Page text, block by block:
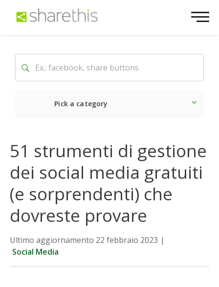
Pick a category
51 strumenti di gestione
dei social media gratuiti
(e sorprendenti) che
dovreste provare
Ultimo aggiornamento 22 febbraio 2023 |
Social Media